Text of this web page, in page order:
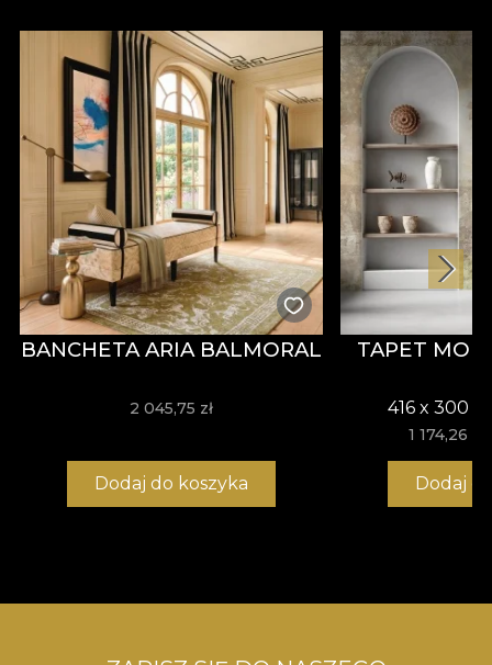
VLAdiLA: decadentă, dar poetică, un pod între
patrimoniu și inovația în design.
BANCHETA ARIA BALMORAL
2 045,75 zł
Dodaj do koszyka
TAPET
416 x 300
1 174,26 zł
Dodaj